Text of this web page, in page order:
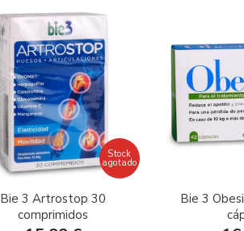
Stock
agotado
Bie 3 Artrostop 30
comprimidos
Bie 3